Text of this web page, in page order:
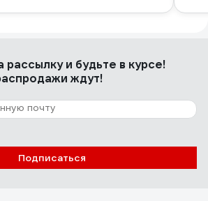
рассылкуи будьте в курсе!
ждут!
Подписаться